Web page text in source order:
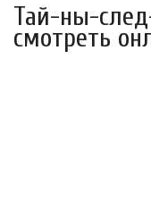
Тай-ны-
смотреть